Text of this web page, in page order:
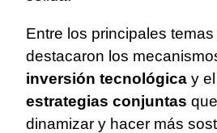
Entre los principales
destacaron los
inversión tecnológica y
estrategias conjuntas
dinamizar y hacer más